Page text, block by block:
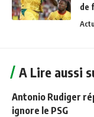
de
A Lire aussi
Antonio Rudiger
ignore le PSG